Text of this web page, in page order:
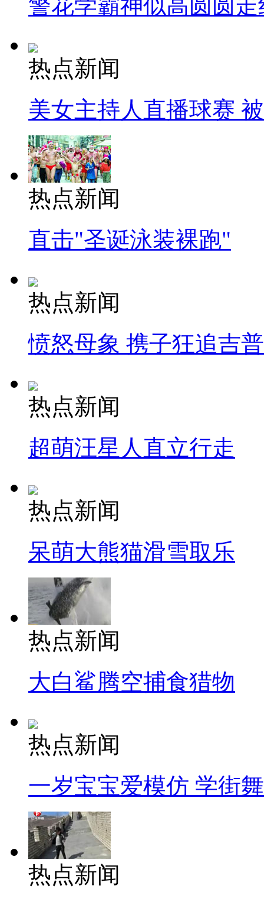
警花学霸神似高圆圆走
热点新闻
美女主持人直播球赛
热点新闻
直击"圣诞泳装裸跑"
热点新闻
愤怒母象 携子狂追吉
热点新闻
超萌汪星人直立行走
热点新闻
呆萌大熊猫滑雪取乐
热点新闻
大白鲨腾空捕食猎物
热点新闻
一岁宝宝爱模仿 学街
热点新闻